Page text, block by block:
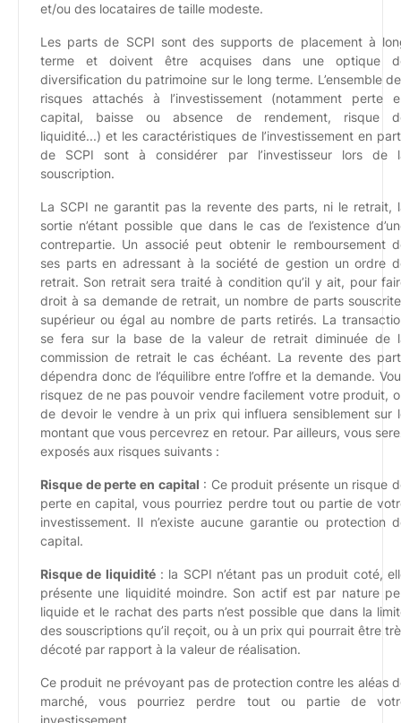
et/ou des locataires de taille modeste.
Les parts de SCPI sont des supports de placement à
terme et doivent être acquises dans une optique
diversification du patrimoine sur le long terme. L’ensemble
risques attachés à l’investissement (notamment perte
capital, baisse ou absence de rendement, risque
liquidité...) et les caractéristiques de l’investissement en
de SCPI sont à considérer par l’investisseur lors de
souscription.
La SCPI ne garantit pas la revente des parts, ni le retrait,
sortie n’étant possible que dans le cas de l’existence
contrepartie. Un associé peut obtenir le remboursement
ses parts en adressant à la société de gestion un ordre
retrait. Son retrait sera traité à condition qu’il y ait, pour
droit à sa demande de retrait, un nombre de parts
supérieur ou égal au nombre de parts retirés. La
se fera sur la base de la valeur de retrait diminuée de
commission de retrait le cas échéant. La revente des
dépendra donc de l’équilibre entre l’offre et la demande.
risquez de ne pas pouvoir vendre facilement votre produit,
de devoir le vendre à un prix qui influera sensiblement sur
montant que vous percevrez en retour. Par ailleurs, vous
exposés aux risques suivants :
Risque de perte en capital : Ce produit présente un risque
perte en capital, vous pourriez perdre tout ou partie de
investissement. Il n’existe aucune garantie ou protection
capital.
Risque de liquidité: la SCPI n’étant pas un produit coté,
présente une liquidité moindre. Son actif est par nature
liquide et le rachat des parts n’est possible que dans la
des souscriptions qu’il reçoit, ou à un prix qui pourrait être
décoté par rapport à la valeur de réalisation.
Ce produit ne prévoyant pas de protection contre les aléas
marché, vous pourriez perdre tout ou partie de
investissement.